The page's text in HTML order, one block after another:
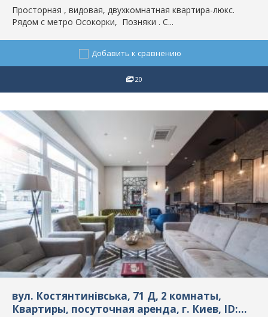
Просторная , видовая, двухкомнатная квартира-люкс.
Рядом с метро Осокорки, Позняки . С...
Добавить к сравнению
20
вул. Костянтинівська, 71 Д, 2 комнаты,
Квартиры, посуточная аренда, г. Киев, ID: